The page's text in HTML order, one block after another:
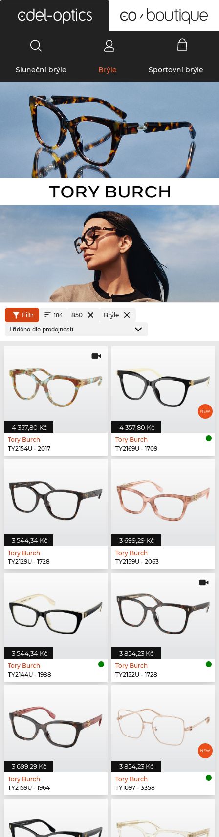
Sluneční brýle Brýle Sportovní brýle
Filtr 184 850 Brýle
4 357,80 Kč
Tory Burch
TY2154U - 2017
4 357,80 Kč
Tory Burch
TY2169U - 1709
3 544,34 Kč
Tory Burch
TY2129U - 1728
3 699,29 Kč
Tory Burch
TY2159U - 2063
3 544,34 Kč
Tory Burch
TY2144U - 1988
3 854,23 Kč
Tory Burch
TY2152U - 1728
3 699,29 Kč
Tory Burch
TY2159U - 1964
3 854,23 Kč
Tory Burch
TY1097 - 3358